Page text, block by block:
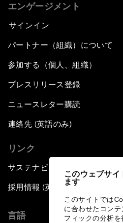
このウェブサ
ます
このサイトでは
に合わせたコン
フィックの分析
エンゲージメント
サインイン
パートナー（組織）について
参加する（個人、組織）
プレスリリース登録
ニュースレター購読
連絡先 (英語のみ)
リンク
サステナビリティへの取り組み
採用情報 (英語のみ)
言語